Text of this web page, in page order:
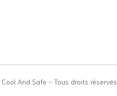
And Safe - Tous droits réservés